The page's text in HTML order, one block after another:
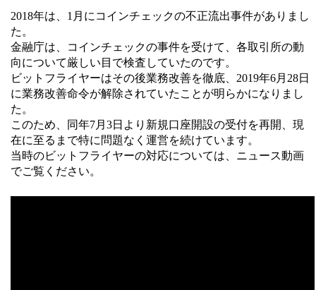
2018年は、1月にコインチェックの不正流出事件がありまし
た。
金融庁は、コインチェックの事件を受けて、各取引所の動
向について厳しい目で検査していたのです。
ビットフライヤーはその後業務改善を徹底、2019年6月28日
に業務改善命令が解除されていたことが明らかになりまし
た。
このため、同年7月3日より新規口座開設の受付を再開、現
在に至るまで特に問題なく運営を続けています。
当時のビットフライヤーの対応については、ニュース動画
でご覧ください。